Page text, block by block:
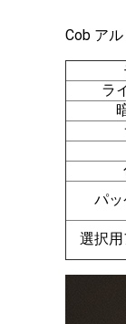
Cob ア
ラ
パ
選択